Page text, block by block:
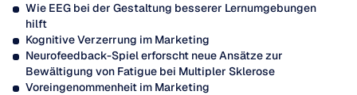
Wie EEG bei der Gestaltung besserer Lernumgebungen
hilft
Kognitive Verzerrung im Marketing
Neurofeedback-Spiel erforscht neue Ansätze zur
Bewältigung von Fatigue bei Multipler Sklerose
Voreingenommenheit im Marketing